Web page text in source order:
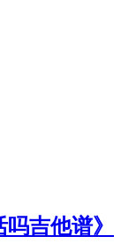
吉他谱》